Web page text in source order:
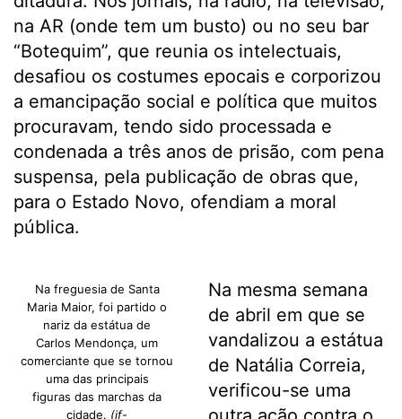
na AR (onde tem um busto) ou no seu bar
“Botequim”, que reunia os intelectuais,
desafiou os costumes epocais e corporizou
a emancipação social e política que muitos
procuravam, tendo sido processada e
condenada a três anos de prisão, com pena
suspensa, pela publicação de obras que,
para o Estado Novo, ofendiam a moral
pública.
Na freguesia de Santa
Maria Maior, foi partido o
nariz da estátua de
Carlos Mendonça, um
comerciante que se tornou
uma das principais
figuras das marchas da
cidade. (jf-
Na mesma semana
de abril em que se
vandalizou a estátua
de Natália Correia,
verificou-se uma